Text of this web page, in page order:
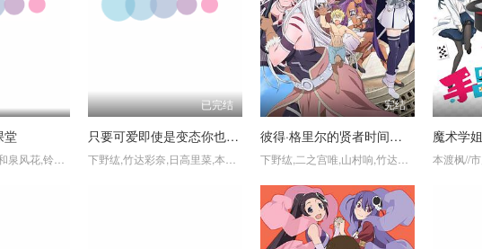
堂
本渡枫,岛崎信长,和泉风花,铃木实里,橘杏咲,白石晴香,上村祐翔,长谷川玲奈,石毛翔弥,菲鲁兹·蓝,大野智敬,渡谷美帆,浦和希,
已完结
只要可爱即使是变态你也会喜欢我吧？
下野纮,竹达彩奈,日高里菜,本渡枫,野水伊织,大桥彩香,春野杏,河本启佑,野水伊织,三森铃子
完结
彼得·格里尔的贤者时间第二季
下野纮,二之宫唯,山村响,竹达彩奈,上原明里,千本木彩花,浅水健太朗,菅生隆之,太田彩华,三宅健太
魔术学姐